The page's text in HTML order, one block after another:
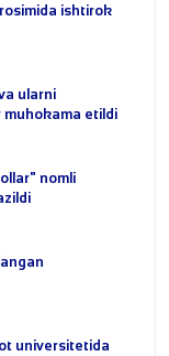
ishtirok
ularni
etildi
nomli
universitetida